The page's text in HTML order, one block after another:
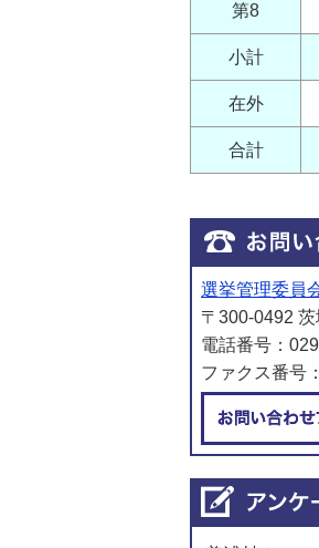
第8
小計
在外
合計
選挙管理委員
〒300-0492
電話番号：
ファクス番号